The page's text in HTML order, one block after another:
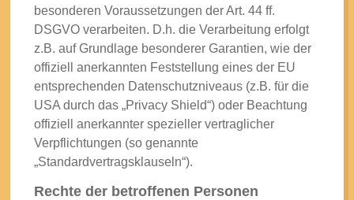
besonderen Voraussetzungen der Art. 44 ff.
DSGVO verarbeiten. D.h. die Verarbeitung erfolgt
z.B. auf Grundlage besonderer Garantien, wie der
offiziell anerkannten Feststellung eines der EU
entsprechenden Datenschutzniveaus (z.B. für die
USA durch das „Privacy Shield“) oder Beachtung
offiziell anerkannter spezieller vertraglicher
Verpflichtungen (so genannte
„Standardvertragsklauseln“).
Rechte der betroffenen Personen